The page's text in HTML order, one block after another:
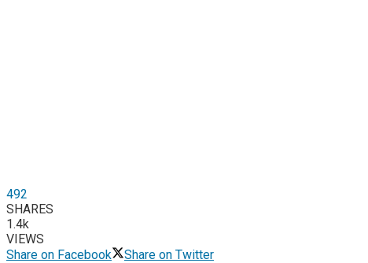
492
SHARES
1.4k
VIEWS
Share on Facebook
Share on Twitter